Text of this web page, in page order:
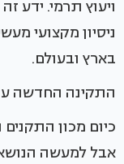
ויעוץ תרמי. ידע
ניסיון מקצועי
בארץ ובעולם.
התקינה החדשה
כיום מכון
אבל למעשה